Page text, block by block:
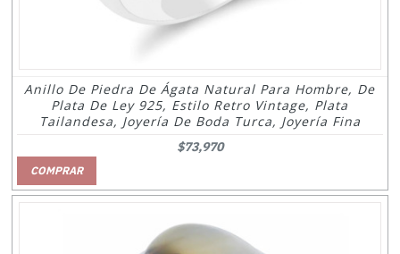
Anillo De Piedra De Ágata Natural Para Hombre, De
Plata De Ley 925, Estilo Retro Vintage, Plata
Tailandesa, Joyería De Boda Turca, Joyería Fina
$73,970
COMPRAR